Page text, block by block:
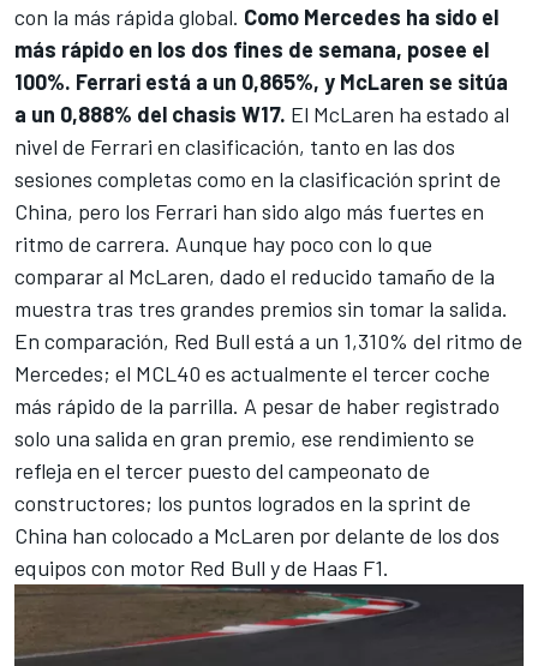
con la más rápida global. Como Mercedes ha sido el
más rápido en los dos fines de semana, posee el
100%. Ferrari está a un 0,865%, y McLaren se sitúa
a un 0,888% del chasis W17. El McLaren ha estado al
nivel de Ferrari en clasificación, tanto en las dos
sesiones completas como en la clasificación sprint de
China, pero los Ferrari han sido algo más fuertes en
ritmo de carrera. Aunque hay poco con lo que
comparar al McLaren, dado el reducido tamaño de la
muestra tras tres grandes premios sin tomar la salida.
En comparación, Red Bull está a un 1,310% del ritmo de
Mercedes; el MCL40 es actualmente el tercer coche
más rápido de la parrilla. A pesar de haber registrado
solo una salida en gran premio, ese rendimiento se
refleja en el tercer puesto del campeonato de
constructores; los puntos logrados en la sprint de
China han colocado a McLaren por delante de los dos
equipos con motor Red Bull y de Haas F1.